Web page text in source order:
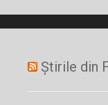
Știrile din